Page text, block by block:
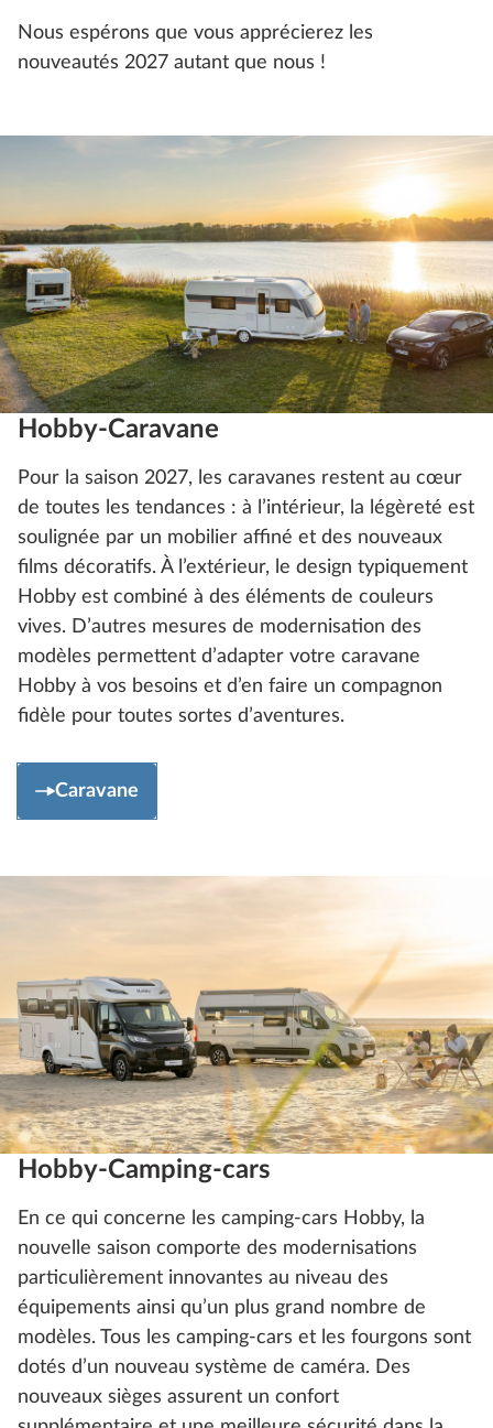
Nous espérons que vous apprécierez les
nouveautés 2027 autant que nous !
Hobby-Caravane
Pour la saison 2027, les caravanes restent au cœur
de toutes les tendances : à l’intérieur, la légèreté est
soulignée par un mobilier affiné et des nouveaux
films décoratifs. À l’extérieur, le design typiquement
Hobby est combiné à des éléments de couleurs
vives. D’autres mesures de modernisation des
modèles permettent d’adapter votre caravane
Hobby à vos besoins et d’en faire un compagnon
fidèle pour toutes sortes d’aventures.
Caravane
Hobby-Camping-cars
En ce qui concerne les camping-cars Hobby, la
nouvelle saison comporte des modernisations
particulièrement innovantes au niveau des
équipements ainsi qu’un plus grand nombre de
modèles. Tous les camping-cars et les fourgons sont
dotés d’un nouveau système de caméra. Des
nouveaux sièges assurent un confort